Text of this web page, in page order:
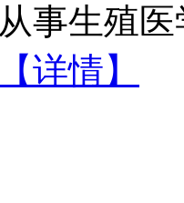
生殖医
【详情】